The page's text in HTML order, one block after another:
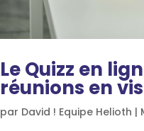
Le Quizz en
réunions en
par David ! Equipe Helioth |